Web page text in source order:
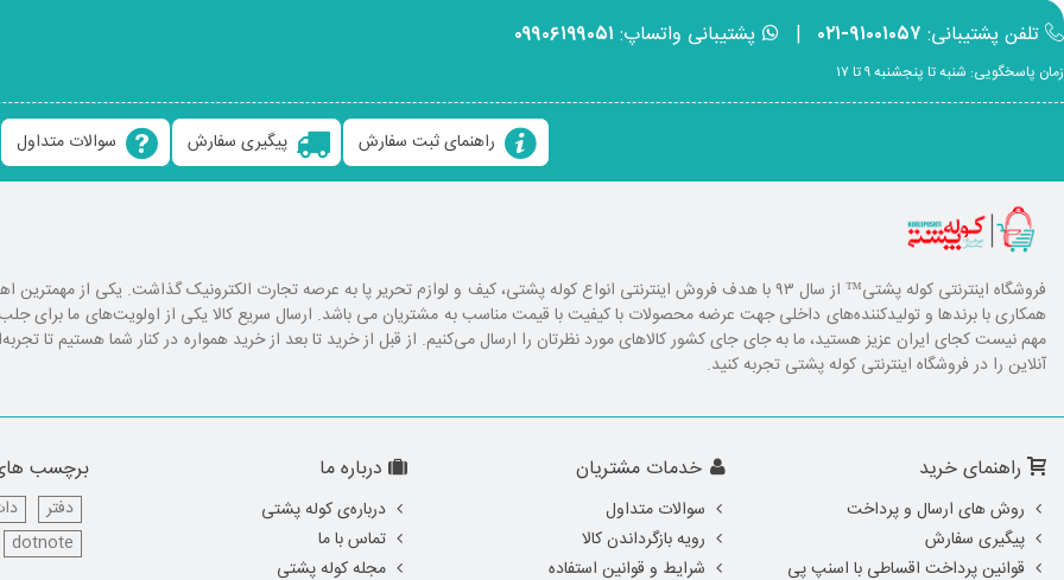
تلفن پشتیبانی: ۹۱۰۰۱۰۵۷-۰۲۱ | پشتیبانی واتساپ: ۰۹۹۰۶۱۹۹۰۵۱
زمان پاسخگویی: شنبه تا پنجشنبه ۹ تا ۱۷
راهنمای ثبت سفارش پیگیری سفارش سوالات متداول
فروشگاه اینترنتی کوله پشتی
™ از سال ۹۳ با هدف فروش اینترنتی انواع کوله پشتی، کیف و لوازم تحریر پا به عرصه تجارت الکترونیک گذاشت. یکی از
همکاری با برند‌ها و تولیدکننده‌های داخلی جهت عرضه محصولات با کیفیت با قیمت مناسب به مشتریان می باشد. ارسال سریع کالا یکی از اولویت‌های ما برای
مهم نیست کجای ایران عزیز هستید، ما به جای جای کشور کالا‌های مورد نظرتان را ارسال می‌کنیم. از قبل از خرید تا بعد از خرید همواره در کنار شما هستیم تا
آنلاین را در فروشگاه اینترنتی کوله پشتی تجربه کنید.
راهنمای خرید
روش های ارسال و پرداخت
پیگیری سفارش
قوانین پرداخت اقساطی با اسنپ پی
خدمات مشتریان
سوالات متداول
رویه بازگرداندن کالا
شرایط و قوانین استفاده
درباره ما
درباره‌ی کوله پشتی
تماس با ما
مجله کوله پشتی
برچسب
دفتر
dotnote